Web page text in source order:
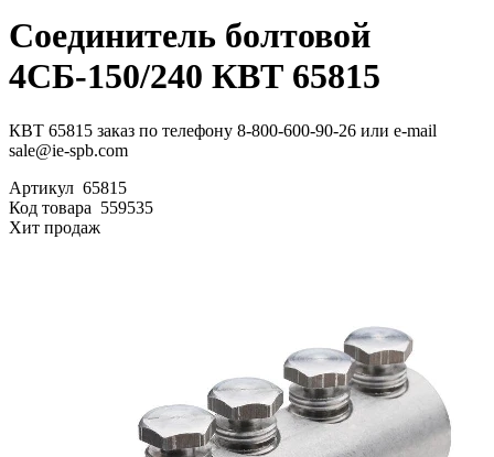
Соединитель болтовой
4СБ-150/240 КВТ 65815
КВТ 65815 заказ по телефону 8-800-600-90-26 или e-mail
sale@ie-spb.com
Артикул 65815
Код товара 559535
Хит продаж